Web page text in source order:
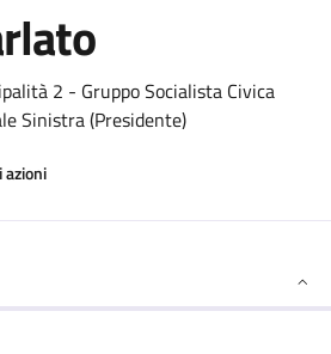
2 - Gruppo Socialista Civica
Sinistra (Presidente)
azioni